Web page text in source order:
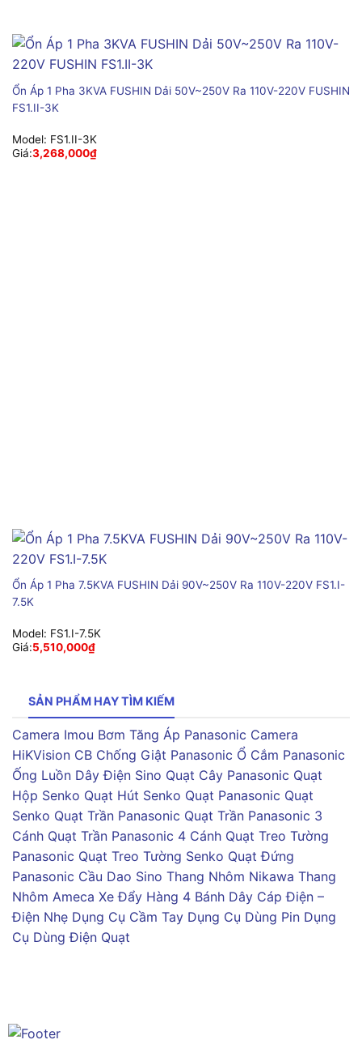
Ổn Áp 1 Pha 3KVA FUSHIN Dải 50V~250V Ra 110V-220V FUSHIN
FS1.II-3K
Model: FS1.II-3K
Giá:3,268,000₫
Ổn Áp 1 Pha 7.5KVA FUSHIN Dải 90V~250V Ra 110V-220V FS1.I-
7.5K
Model: FS1.I-7.5K
Giá:5,510,000₫
SẢN PHẨM HAY TÌM KIẾM
Camera Imou Bơm Tăng Áp Panasonic Camera
HiKVision CB Chống Giật Panasonic Ổ Cắm Panasonic
Ống Luồn Dây Điện Sino Quạt Cây Panasonic Quạt
Hộp Senko Quạt Hút Senko Quạt Panasonic Quạt
Senko Quạt Trần Panasonic Quạt Trần Panasonic 3
Cánh Quạt Trần Panasonic 4 Cánh Quạt Treo Tường
Panasonic Quạt Treo Tường Senko Quạt Đứng
Panasonic Cầu Dao Sino Thang Nhôm Nikawa Thang
Nhôm Ameca Xe Đẩy Hàng 4 Bánh Dây Cáp Điện –
Điện Nhẹ Dụng Cụ Cầm Tay Dụng Cụ Dùng Pin Dụng
Cụ Dùng Điện Quạt